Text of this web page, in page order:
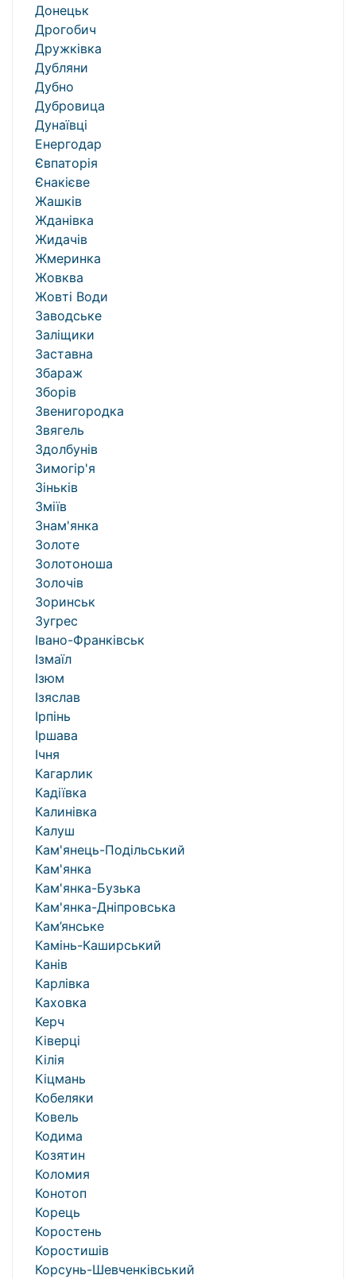
Донецьк
Дрогобич
Дружківка
Дубляни
Дубно
Дубровица
Дунаївці
Енергодар
Євпаторія
Єнакієве
Жашків
Жданівка
Жидачів
Жмеринка
Жовква
Жовті Води
Заводське
Заліщики
Заставна
Збараж
Зборів
Звенигородка
Звягель
Здолбунів
Зимогір'я
Зіньків
Зміїв
Знам'янка
Золоте
Золотоноша
Золочів
Зоринськ
Зугрес
Івано-Франківськ
Ізмаїл
Ізюм
Ізяслав
Ірпінь
Іршава
Ічня
Кагарлик
Кадіївка
Калинівка
Калуш
Кам'янець-Подільський
Кам'янка
Кам'янка-Бузька
Кам'янка-Дніпровська
Кам’янське
Камінь-Каширський
Канів
Карлівка
Каховка
Керч
Ківерці
Кілія
Кіцмань
Кобеляки
Ковель
Кодима
Козятин
Коломия
Конотоп
Корець
Коростень
Коростишів
Корсунь-Шевченківський